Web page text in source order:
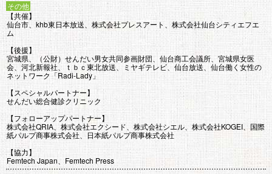
その他
【共催】
仙台市、khb東日本放送、株式会社プレスアート、株式会社仙台シティエフエ
ム
【後援】
宮城県、（公財）せんだい男女共同参画財団、仙台商工会議所、宮城県女医
会、河北新報社、ｔｂｃ東北放送、ミヤギテレビ、仙台放送、仙台働く女性の
ネットワーク「Radi-Lady」
【スペシャルパートナー】
せんだい総合健診クリニック
【フォローアップパートナー】
株式会社QRIA、株式会社エクシード、株式会社シエル、株式会社KOGEI、国際
紙パルプ商事株式会社、日本紙パルプ商事株式会社
【協力】
Femtech Japan、Femtech Press